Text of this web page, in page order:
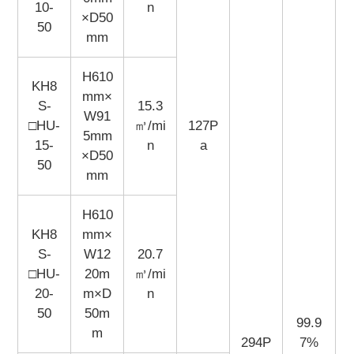
10-
50
×D50
mm
n
127P
a
294P
99.9
7%
KH8
S-
□HU-
15-
50
H610
mm×
W91
5mm
×D50
mm
15.3
㎥/mi
n
KH8
S-
□HU-
20-
50
H610
mm×
W12
20m
m×D
50m
m
20.7
㎥/mi
n